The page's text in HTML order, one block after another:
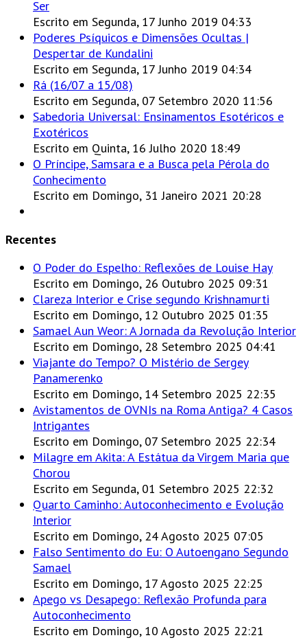
Ser
Escrito em Segunda, 17 Junho 2019 04:33
Poderes Psíquicos e Dimensões Ocultas |
Despertar de Kundalini
Escrito em Segunda, 17 Junho 2019 04:34
Rá (16/07 a 15/08)
Escrito em Segunda, 07 Setembro 2020 11:56
Sabedoria Universal: Ensinamentos Esotéricos e
Exotéricos
Escrito em Quinta, 16 Julho 2020 18:49
O Príncipe, Samsara e a Busca pela Pérola do
Conhecimento
Escrito em Domingo, 31 Janeiro 2021 20:28
Recentes
O Poder do Espelho: Reflexões de Louise Hay
Escrito em Domingo, 26 Outubro 2025 09:31
Clareza Interior e Crise segundo Krishnamurti
Escrito em Domingo, 12 Outubro 2025 01:35
Samael Aun Weor: A Jornada da Revolução Interior
Escrito em Domingo, 28 Setembro 2025 04:41
Viajante do Tempo? O Mistério de Sergey
Panamerenko
Escrito em Domingo, 14 Setembro 2025 22:35
Avistamentos de OVNIs na Roma Antiga? 4 Casos
Intrigantes
Escrito em Domingo, 07 Setembro 2025 22:34
Milagre em Akita: A Estátua da Virgem Maria que
Chorou
Escrito em Segunda, 01 Setembro 2025 22:32
Quarto Caminho: Autoconhecimento e Evolução
Interior
Escrito em Domingo, 24 Agosto 2025 07:05
Falso Sentimento do Eu: O Autoengano Segundo
Samael
Escrito em Domingo, 17 Agosto 2025 22:25
Apego vs Desapego: Reflexão Profunda para
Autoconhecimento
Escrito em Domingo, 10 Agosto 2025 22:21